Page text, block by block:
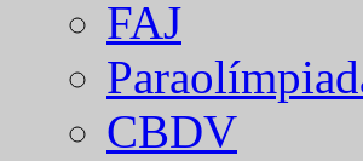
FAJ
CBDV